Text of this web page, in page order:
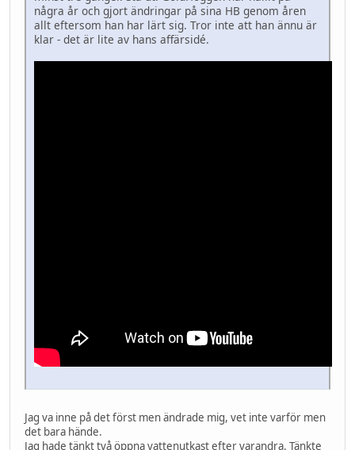
några år och gjort ändringar på sina HB genom åren
allt eftersom han har lärt sig. Tror inte att han ännu är
klar - det är lite av hans affärsidé.
Jag va inne på det först men ändrade mig, vet inte varför men
det bara hände.
Jag hade tänkt två öppna vattenutkast efter varandra. Tänkte